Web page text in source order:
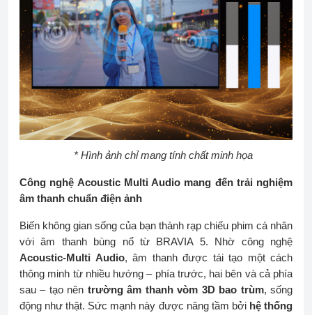
* Hình ảnh chỉ mang tính chất minh họa
Công nghệ Acoustic Multi Audio mang đến trải nghiệm
âm thanh chuẩn điện ảnh
Biến không gian sống của bạn thành rạp chiếu phim cá nhân
với âm thanh bùng nổ từ BRAVIA 5. Nhờ công nghệ
Acoustic-Multi Audio, âm thanh được tái tạo một cách
thông minh từ nhiều hướng – phía trước, hai bên và cả phía
sau – tạo nên trường âm thanh vòm 3D bao trùm, sống
động như thật. Sức mạnh này được nâng tầm bởi hệ thống